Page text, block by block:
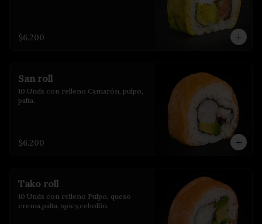
$6.200
San roll
10 Unds con relleno Camarón, pulpo,
palta.
$6.200
Tako roll
10 Unds con relleno Pulpo, queso
crema,palta, spicy,cebollín.